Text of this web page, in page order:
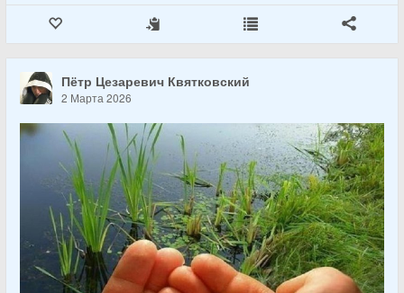
Пётр Цезаревич Квятковский
2 Марта 2026